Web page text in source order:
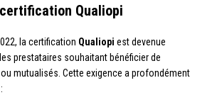
Qualiopi
la certification Qualiopi est devenue
prestataires souhaitant bénéficier de
mutualisés. Cette exigence a profondément